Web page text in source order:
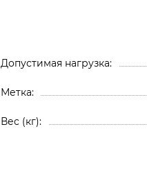
Допустимая нагрузка
Метка
Вес (кг)